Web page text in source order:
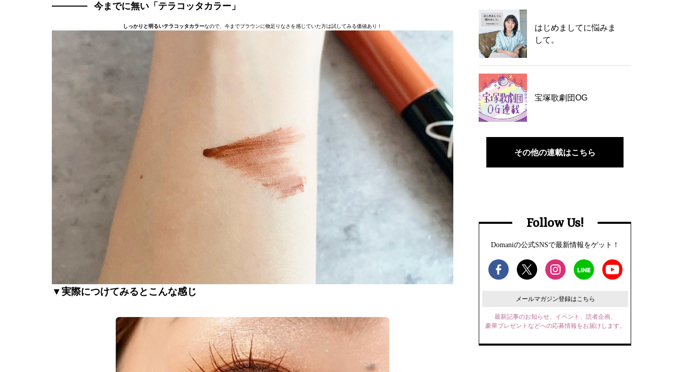
今までに無い「テラコッタカラー」
しっかりと明るいテラコッタカラーなので、今までブラウンに物足りなさを感じていた方は試してみる価値あり！
▼実際につけてみるとこんな感じ
はじめましてに悩みま
して。
宝塚歌劇団OG
その他の連載はこちら
Follow Us!
Domaniの公式SNSで最新情報をゲット！
メールマガジン登録はこちら
最新記事のお知らせ、イベント、読者企画、
豪華プレゼントなどへの応募情報をお届けします。